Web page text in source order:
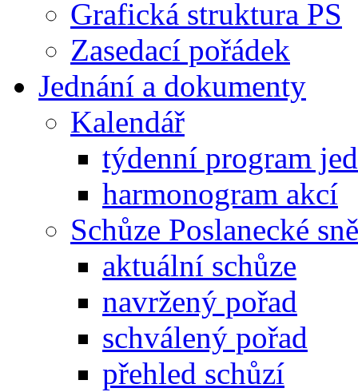
Grafická struktura PS
Zasedací pořádek
Jednání a dokumenty
Kalendář
týdenní program
harmonogram akcí
Schůze Poslanecké
aktuální schůze
navržený pořad
schválený pořad
přehled schůzí